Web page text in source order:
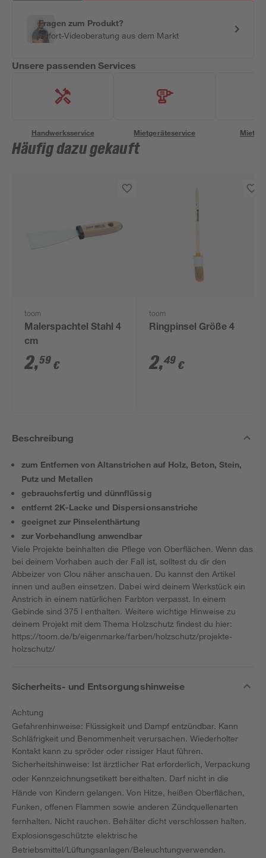
Fragen zum Produkt?
Sofort-Videoberatung aus dem Markt
Unsere passenden Services
Handwerksservice Mietgeräteservice
Häufig dazu gekauft
toom
Malerspachtel Stahl 4
cm
2,59 €
toom
Ringpinsel Größe 4
2,49 €
Beschreibung
zum Entfernen von Altanstrichen auf Holz, Beton, Stein,
Putz und Metallen
gebrauchsfertig und dünnflüssig
entfernt 2K-Lacke und Dispersionsanstriche
geeignet zur Pinselenthärtung
zur Vorbehandlung anwendbar
Viele Projekte beinhalten die Pflege von Oberflächen. Wenn das
bei deinem Vorhaben auch der Fall ist, solltest du dir den
Abbeizer von Clou näher anschauen. Du kannst den Artikel
innen und außen einsetzen. Dabei wird deinem Werkstück ein
Anstrich in einem natürlichen Farbton verpasst. In einem
Gebinde sind 375 l enthalten. Weitere wichtige Hinweise zu
deinem Projekt mit dem Thema Holzschutz findest du hier:
https://toom.de/b/eigenmarke/farben/holzschutz/projekte-
holzschutz/
Sicherheits- und Entsorgungshinweise
Achtung
Gefahrenhinweise: Flüssigkeit und Dampf entzündbar. Kann
Schläfrigkeit und Benommenheit verursachen. Wiederholter
Kontakt kann zu spröder oder rissiger Haut führen.
Sicherheitshinweise: Ist ärztlicher Rat erforderlich, Verpackung
oder Kennzeichnungsetikett bereithalten. Darf nicht in die
Hände von Kindern gelangen. Von Hitze, heißen Oberflächen,
Funken, offenen Flammen sowie anderen Zündquellenarten
fernhalten. Nicht rauchen. Behälter dicht verschlossen halten.
Explosionsgeschützte elektrische
Betriebsmittel/Lüftungsanlagen/Beleuchtungverwenden.